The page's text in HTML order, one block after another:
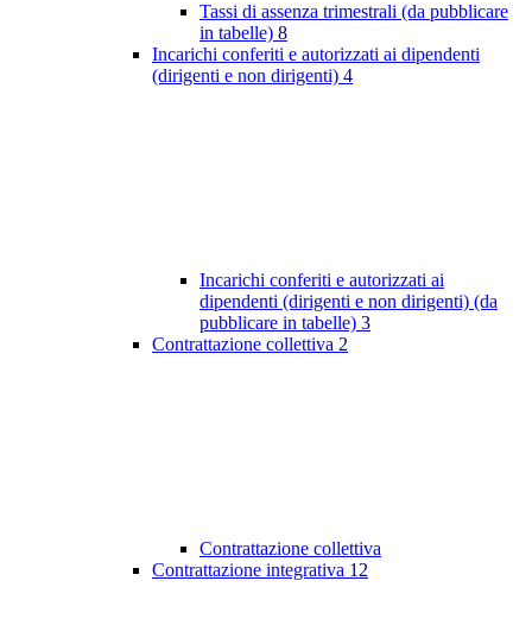
Tassi di assenza trimestrali (da pubblicare
in tabelle) 8
Incarichi conferiti e autorizzati ai dipendenti
(dirigenti e non dirigenti) 4
Incarichi conferiti e autorizzati ai
dipendenti (dirigenti e non dirigenti) (da
pubblicare in tabelle) 3
Contrattazione collettiva 2
Contrattazione collettiva
Contrattazione integrativa 12